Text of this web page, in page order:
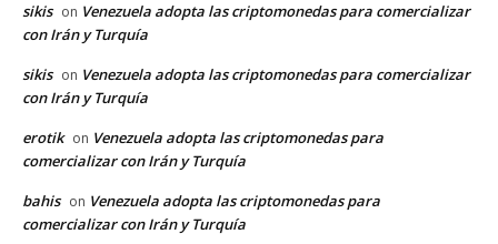
sikis on Venezuela adopta las criptomonedas para comercializar
con Irán y Turquía
sikis on Venezuela adopta las criptomonedas para comercializar
con Irán y Turquía
erotik on Venezuela adopta las criptomonedas para
comercializar con Irán y Turquía
bahis on Venezuela adopta las criptomonedas para
comercializar con Irán y Turquía